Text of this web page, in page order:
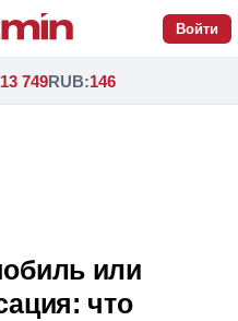
Войти
13 749RUB:146
или
что